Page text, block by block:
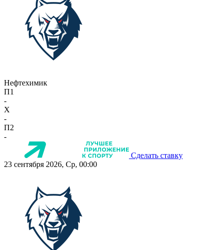
Нефтехимик
П1
-
X
-
П2
-
Сделать ставку
23 сентября 2026, Ср, 00:00